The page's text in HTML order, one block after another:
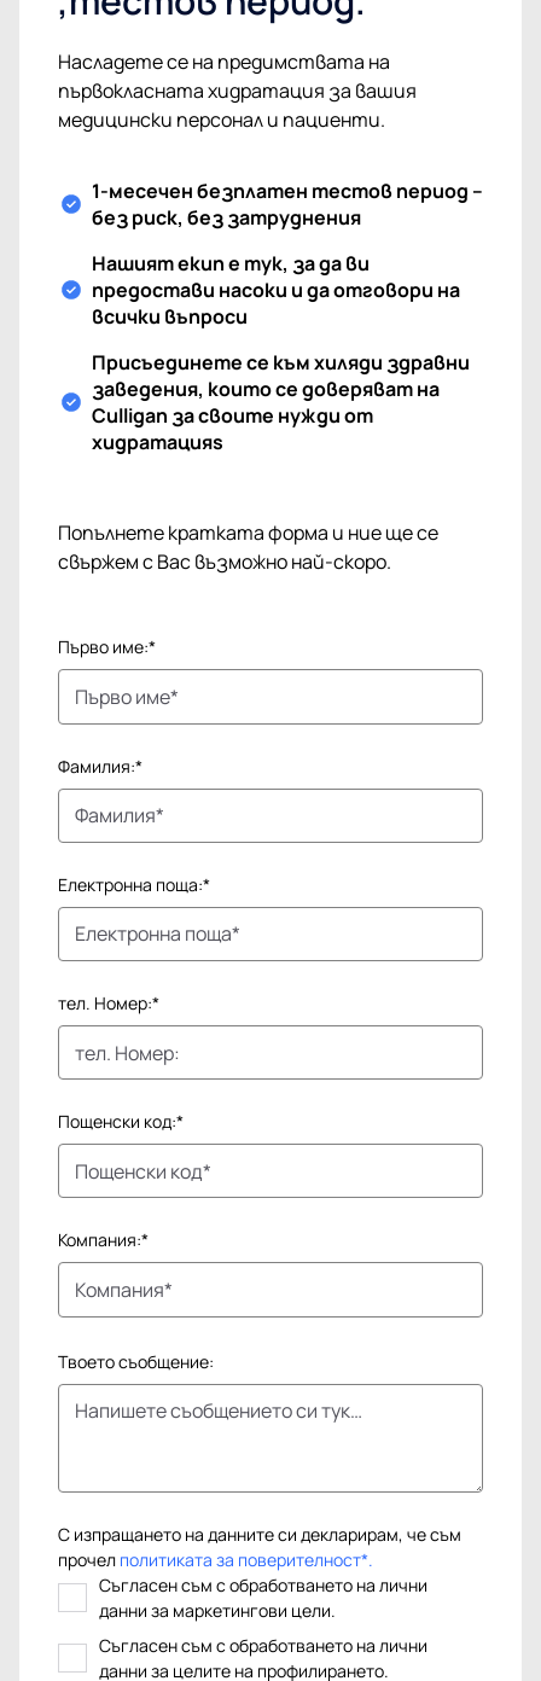
Насладете се на предимствата на
първокласната хидратация за вашия
медицински персонал и пациенти.
1-месечен безплатен тестов период –
без риск, без затруднения
Нашият екип е тук, за да ви
предостави насоки и да отговори на
всички въпроси
Присъединете се към хиляди здравни
заведения, които се доверяват на
Culligan за своите нужди от
хидратацияs
Попълнете кратката форма и ние ще се
свържем с Вас възможно най-скоро.
Първо име:*
Фамилия:*
Електронна поща:*
тел. Номер:*
Пощенски код:*
Компания:*
Твоето съобщение:
С изпращането на данните си декларирам, че съм
прочел политиката за поверителност*.
Съгласен съм с обработването на лични
данни за маркетингови цели.
Съгласен съм с обработването на лични
данни за целите на профилирането.